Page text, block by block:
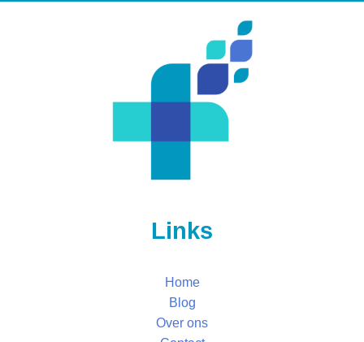
Links
Home
Blog
Over ons